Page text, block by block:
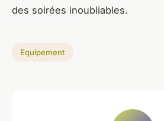
des soirées inoubliables.
Equipement